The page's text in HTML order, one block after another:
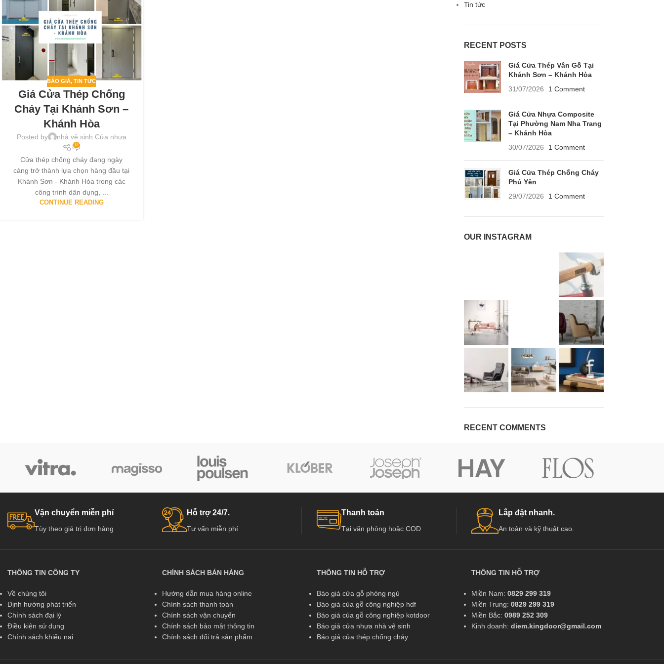
BÁO GIÁ,TIN TỨC
Giá Cửa Thép Chống
Cháy Tại Khánh Sơn –
Khánh Hòa
Posted by nhà vệ sinh Cửa nhựa
0
Cửa thép chống cháy đang ngày
càng trở thành lựa chọn hàng đầu tại
Khánh Sơn - Khánh Hòa trong các
công trình dân dụng, ...
CONTINUE READING
Tin tức
RECENT POSTS
Giá Cửa Thép Vân Gỗ Tại
Khánh Sơn – Khánh Hòa
31/07/2026
1 Comment
Giá Cửa Nhựa Composite
Tại Phường Nam Nha Trang
– Khánh Hòa
30/07/2026
1 Comment
Giá Cửa Thép Chống Cháy
Phú Yên
29/07/2026
1 Comment
OUR INSTAGRAM
RECENT COMMENTS
Vận chuyển miễn phí
Tùy theo giá trị đơn hàng
Hỗ trợ 24/7.
Tư vấn miễn phí
Thanh toán
Tại văn phòng hoặc COD
Lắp đặt nhanh.
An toàn và kỹ thuật cao.
THÔNG TIN CÔNG TY
Về chúng tôi
Định hướng phát triển
Chính sách đại lý
Điều kiện sử dụng
Chính sách khiếu nại
CHÍNH SÁCH BÁN HÀNG
Hướng dẫn mua hàng online
Chính sách thanh toán
Chính sách vận chuyển
Chính sách bảo mật thông tin
Chính sách đổi trả sản phẩm
THÔNG TIN HỖ TRỢ
Báo giá cửa gỗ phòng ngủ
Báo giá của gỗ công nghiệp hdf
Báo giá của gỗ công nghiệp kotdoor
Báo giá cửa nhựa nhà vệ sinh
Báo giá cửa thép chống cháy
THÔNG TIN HỖ TRỢ
Miền Nam: 0829 299 319
Miền Trung: 0829 299 319
Miền Bắc: 0989 252 309
Kinh doanh: diem.kingdoor@gmail.com